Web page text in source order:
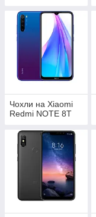
Чохли на Xiaomi
Redmi NOTE 8T